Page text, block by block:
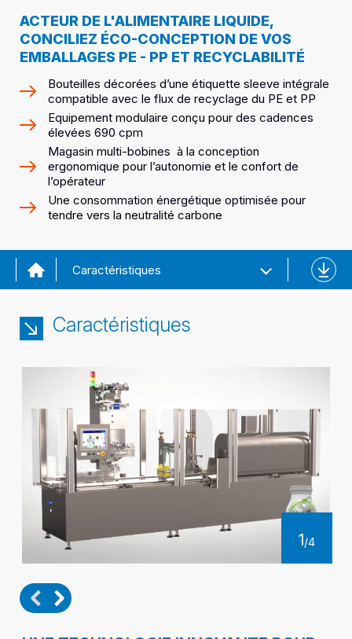
ACTEUR DE L'ALIMENTAIRE LIQUIDE,
CONCILIEZ ÉCO-CONCEPTION DE VOS
EMBALLAGES PE - PP ET RECYCLABILITÉ
Bouteilles décorées d’une étiquette sleeve intégrale
compatible avec le flux de recyclage du PE et PP
Equipement modulaire conçu pour des cadences
élevées 690 cpm
Magasin multi-bobines à la conception
ergonomique pour l’autonomie et le confort de
l’opérateur
Une consommation énergétique optimisée pour
tendre vers la neutralité carbone
Caractéristiques
la
fiche
Caractéristiques
1/4